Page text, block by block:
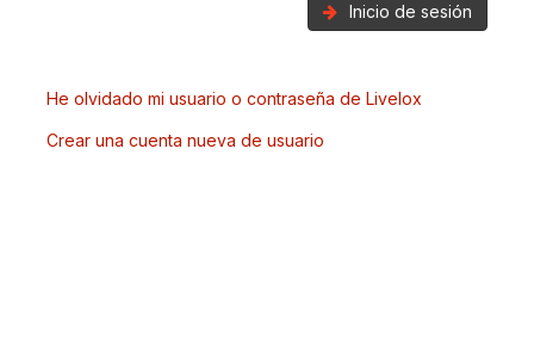
Inicio de sesión
He olvidado mi usuario o contraseña de Livelox
Crear una cuenta nueva de usuario